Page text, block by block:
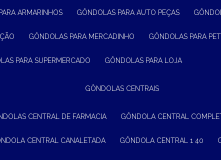
ARMARINHOS GÔNDOLAS PARA AUTO PEÇAS
GÔNDOLAS PARA MERCADINHO GÔNDOLAS PARA
PARA SUPERMERCADO GÔNDOLAS PARA LOJA
GÔNDOLAS CENTRAIS
CENTRAL DE FARMACIA GÔNDOLA CENTRAL
CENTRAL CANALETADA GÔNDOLA CENTRAL 1 40